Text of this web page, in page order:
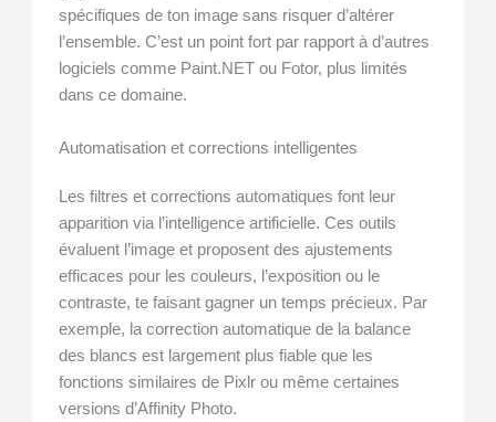
spécifiques de ton image sans risquer d’altérer
l’ensemble. C’est un point fort par rapport à d’autres
logiciels comme Paint.NET ou Fotor, plus limités
dans ce domaine.
Automatisation et corrections intelligentes
Les filtres et corrections automatiques font leur
apparition via l’intelligence artificielle. Ces outils
évaluent l’image et proposent des ajustements
efficaces pour les couleurs, l’exposition ou le
contraste, te faisant gagner un temps précieux. Par
exemple, la correction automatique de la balance
des blancs est largement plus fiable que les
fonctions similaires de Pixlr ou même certaines
versions d’Affinity Photo.